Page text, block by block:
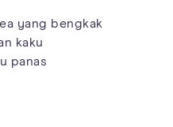
yang bengkak
kaku
panas